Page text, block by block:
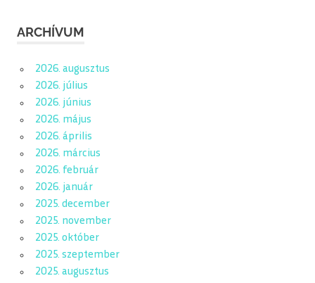
ARCHÍVUM
2026. augusztus
2026. július
2026. június
2026. május
2026. április
2026. március
2026. február
2026. január
2025. december
2025. november
2025. október
2025. szeptember
2025. augusztus